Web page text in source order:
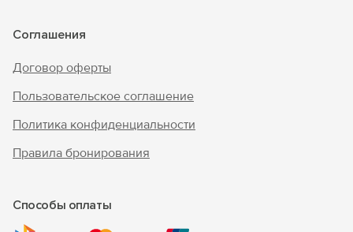
Соглашения
Договор оферты
Пользовательское соглашение
Политика конфиденциальности
Правила бронирования
Способы оплаты